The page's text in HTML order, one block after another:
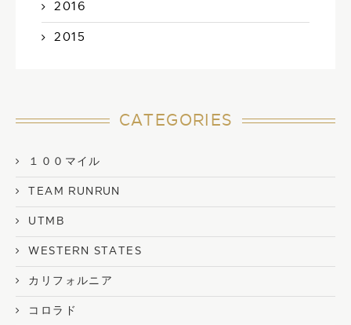
2016
2015
CATEGORIES
１００マイル
TEAM RUNRUN
UTMB
WESTERN STATES
カリフォルニア
コロラド